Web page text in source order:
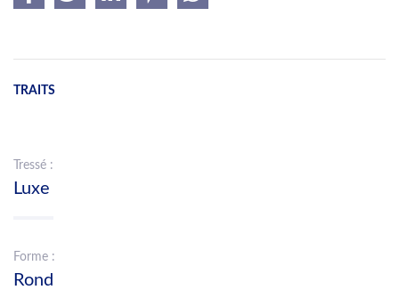
TRAITS
Tressé :
Luxe
Forme :
Rond